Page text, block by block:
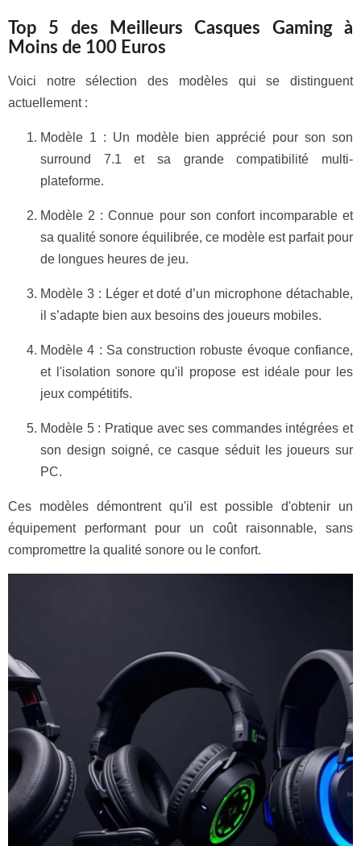
Top 5 des Meilleurs Casques Gaming à
Moins de 100 Euros
Voici notre sélection des modèles qui se distinguent
actuellement :
Modèle 1 : Un modèle bien apprécié pour son son
surround 7.1 et sa grande compatibilité multi-
plateforme.
Modèle 2 : Connue pour son confort incomparable et
sa qualité sonore équilibrée, ce modèle est parfait pour
de longues heures de jeu.
Modèle 3 : Léger et doté d’un microphone détachable,
il s’adapte bien aux besoins des joueurs mobiles.
Modèle 4 : Sa construction robuste évoque confiance,
et l'isolation sonore qu'il propose est idéale pour les
jeux compétitifs.
Modèle 5 : Pratique avec ses commandes intégrées et
son design soigné, ce casque séduit les joueurs sur
PC.
Ces modèles démontrent qu'il est possible d'obtenir un
équipement performant pour un coût raisonnable, sans
compromettre la qualité sonore ou le confort.